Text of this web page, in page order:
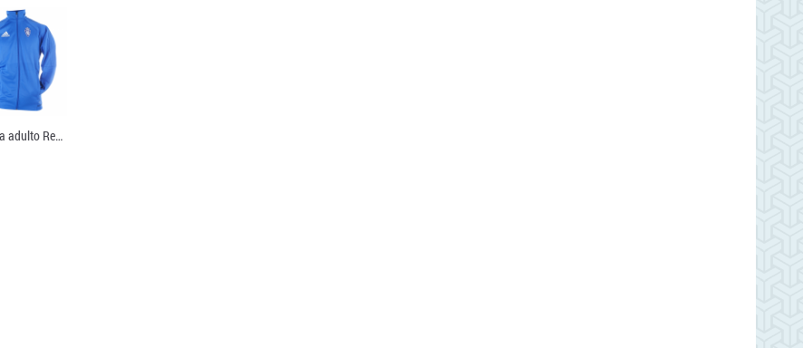
Chaqueta adulto Real Zaragoza...